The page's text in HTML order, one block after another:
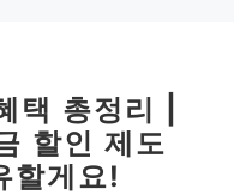
택 총정리 |
할인 제도
할게요!